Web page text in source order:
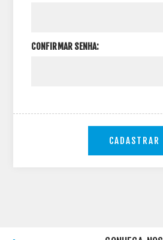
CONFIRMAR SENHA:
CADASTRAR